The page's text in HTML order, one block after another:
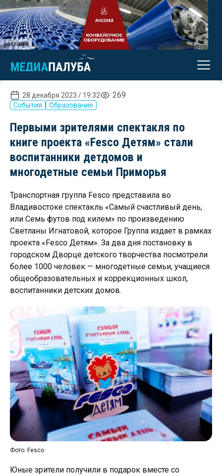
реклама
28 декабря 2023 / 19:32 269
События Образование
Первыми зрителями спектакля по
книге проекта «Fesco Детям» стали
воспитанники детдомов и
многодетные семьи Приморья
Транспортная группа Fesco представила во
Владивостоке спектакль «Самый счастливый день,
или Семь футов под килем» по произведению
Светланы Игнатовой, которое Группа издает в рамках
проекта «Fesco Детям». За два дня постановку в
городском Дворце детского творчества посмотрели
более 1000 человек — многодетные семьи, учащиеся
общеобразовательных и коррекционных школ,
воспитанники детских домов.
Фото: Fesco
Юные зрители получили в подарок вместе со